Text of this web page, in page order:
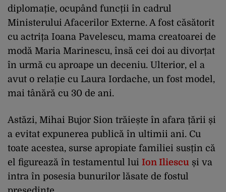
diplomație, ocupând funcții în cadrul
Ministerului Afacerilor Externe. A fost căsătorit
cu actrița Ioana Pavelescu, mama creatoarei de
modă Maria Marinescu, însă cei doi au divorțat
în urmă cu aproape un deceniu. Ulterior, el a
avut o relație cu Laura Iordache, un fost model,
mai tânără cu 30 de ani.
Astăzi, Mihai Bujor Sion trăiește în afara țării și
a evitat expunerea publică în ultimii ani. Cu
toate acestea, surse apropiate familiei susțin că
el figurează în testamentul lui Ion Iliescu și va
intra în posesia bunurilor lăsate de fostul